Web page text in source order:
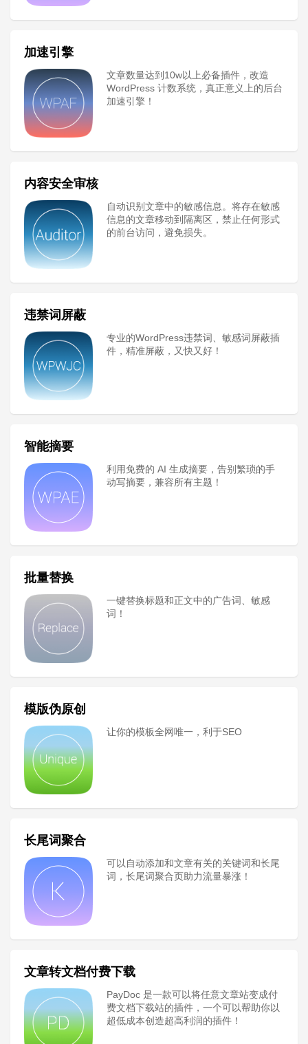
加速引擎
文章数量达到10w以上必备插件，改造
WordPress 计数系统，真正意义上的后台
加速引擎！
内容安全审核
自动识别文章中的敏感信息。将存在敏感
信息的文章移动到隔离区，禁止任何形式
的前台访问，避免损失。
违禁词屏蔽
专业的WordPress违禁词、敏感词屏蔽插
件，精准屏蔽，又快又好！
智能摘要
利用免费的 AI 生成摘要，告别繁琐的手
动写摘要，兼容所有主题！
批量替换
一键替换标题和正文中的广告词、敏感
词！
模版伪原创
让你的模板全网唯一，利于SEO
长尾词聚合
可以自动添加和文章有关的关键词和长尾
词，长尾词聚合页助力流量暴涨！
文章转文档付费下载
PayDoc 是一款可以将任意文章站变成付
费文档下载站的插件，一个可以帮助你以
超低成本创造超高利润的插件！